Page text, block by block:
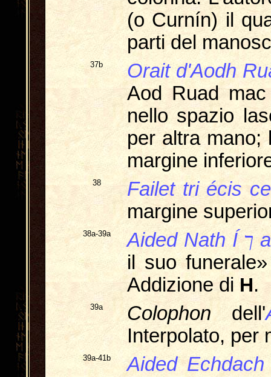
(o Curnín) il
parti del
37b
Orait d'Aodh
Aod Ruad
nello spazio
per altra mano;
margine
38
Failet tri écis
margine
38a-39a Aided Nath Íך
il suo
Addizione diH.
39a Colophondell'
Interpolato, per
39a-41b
Aided